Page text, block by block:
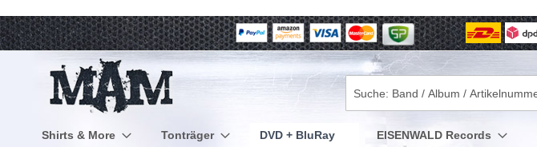
Direkt
Inhalt
Shirts & More
Tonträger DVD + BluRay EISENWALD Records